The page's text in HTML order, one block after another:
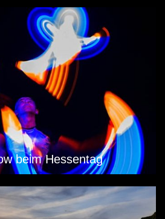
beim Hessentag